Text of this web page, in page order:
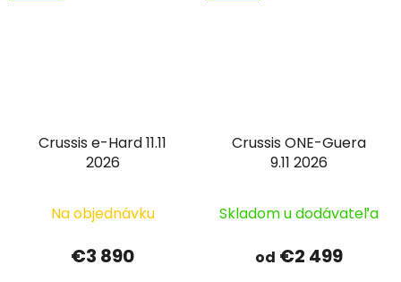
Crussis e-Hard 11.11
2026
Na objednávku
€3 890
Crussis ONE-Guera
9.11 2026
Skladom u dodávateľa
od €2 499